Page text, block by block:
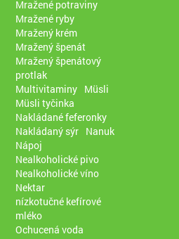
Mražené potraviny
Mražené ryby
Mražený krém
Mražený špenát
Mražený špenátový
protlak
Multivitaminy Müsli
Müsli tyčinka
Nakládané feferonky
Nakládaný sýr Nanuk
Nápoj
Nealkoholické pivo
Nealkoholické víno
Nektar
nízkotučné kefírové
mléko
Ochucená voda